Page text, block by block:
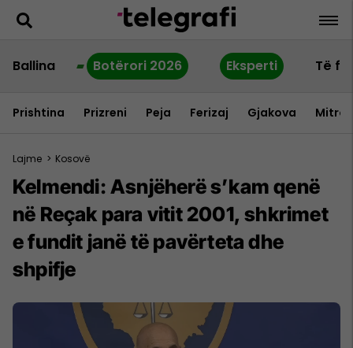
Ballina Botërori 2026 Eksperti Të
Prishtina Prizreni Peja Ferizaj Gjakova
Lajme > Kosovë
Kelmendi: Asnjëherë s’kam qenë
në Reçak para vitit 2001, shkrimet
e fundit janë të pavërteta dhe
shpifje